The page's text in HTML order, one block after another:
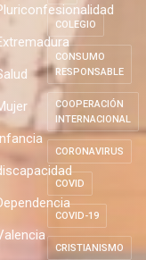
COLEGIO
CONSUMO
RESPONSABLE
COOPERACIÓN
INTERNACIONAL
CORONAVIRUS
COVID
COVID-19
CRISTIANISMO